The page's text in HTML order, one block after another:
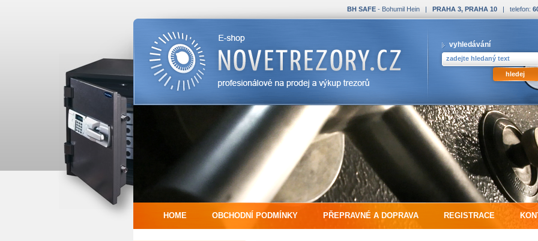
BH SAFE - Bohumil Hein | PRAHA 3, PRAHA 10 | telefon:
vyhledávání
HOME OBCHODNÍ PODMÍNKY PŘEPRAVNÉ A DOPRAVA REGISTRACE